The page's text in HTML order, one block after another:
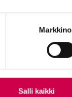
Salli kaikki